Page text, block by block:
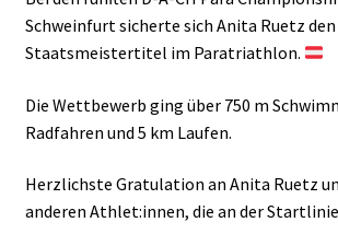
Schweinfurt sicherte sich Anita Ruetz
Staatsmeistertitel im Paratriathlon.
Die Wettbewerb ging über 750 m
Radfahren und 5 km Laufen.
Herzlichste Gratulation an Anita Ruetz
anderen Athlet:innen, die an der